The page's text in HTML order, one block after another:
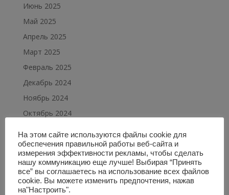
Июнь 2025
Май 2025
Апрель 2025
Март 2025
Февраль 2025
Декабрь 2024
Ноябрь 2024
Октябрь 2024
Август 2024
Июль 2024
Май 2024
Апрель 2024
На этом сайте используются файлы cookie для
обеспечения правильной работы веб-сайта и
измерения эффективности рекламы, чтобы сделать
нашу коммуникацию еще лучше! Выбирая “Принять
все” вы соглашаетесь на использование всех файлов
cookie. Вы можете изменить предпочтения, нажав
на"Настроить".